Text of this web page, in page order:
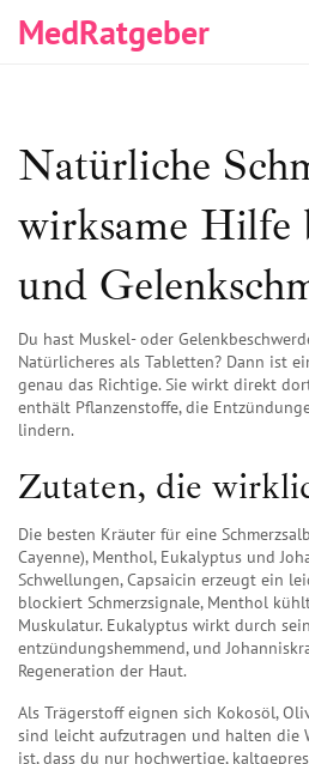
MedRatgeber
Natürliche
wirksame Hilfe
und
Du hast Muskel- oder
Natürlicheres als Tabletten? Dann ist
genau das Richtige. Sie wirkt direkt
enthält Pflanzenstoffe, die
lindern.
Zutaten, die
Die besten Kräuter für eine
Cayenne), Menthol, Eukalyptus und
Schwellungen, Capsaicin erzeugt ein
blockiert Schmerzsignale, Menthol
Muskulatur. Eukalyptus wirkt durch
entzündungshemmend, und
Regeneration der Haut.
Als Trägerstoff eignen sich Kokosöl,
sind leicht aufzutragen und halten die
ist, dass du nur hochwertige,